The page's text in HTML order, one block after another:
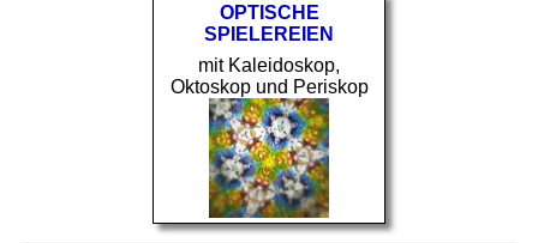
OPTISCHE
SPIELEREIEN
mit Kaleidoskop,
Oktoskop und Periskop